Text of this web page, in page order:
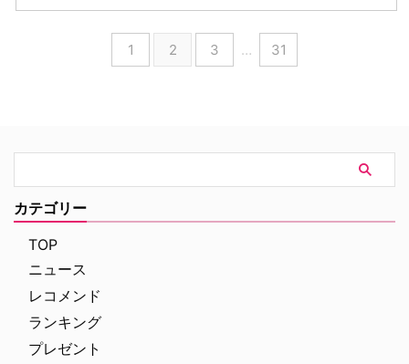
ギリスの王子の恋の行方を描いた
『赤と白とロイヤルブルー』、幼
ミー・ラブミー』 イタリアへ逃
れるように移り住んだ …
予告編が到着した。米Varietyが
伝えている。 ケイ・スカーペッ
タが時を越えてシリアルキラーと
対決！ アメリカの作家パトリシ
に29作目となる最新作「Sharp
1 2 3 … 31
カテゴリー
TOP
ニュース
レコメンド
ランキング
プレゼント